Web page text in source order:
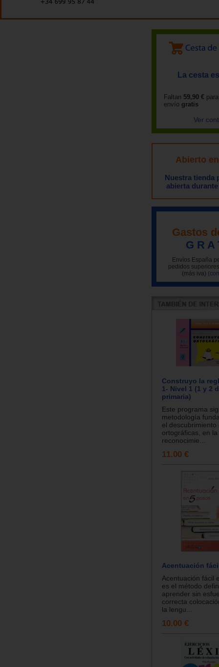
La cesta
Faltan 59,90 €
envío gratis
Ver
Abierto
Nuestra tienda
abierta
Gastos
G R A
Envíos España
pedidos
(más iva)
Construyo la
1- Nivel 1 (1 y 2
primaria)
Este programa
metodología
el descubrimiento
ortográficas, en
reconocimie...
11.00 €
Acentuación
Acentuación fácil
es el método
aprender sin
correcta
la lengu...
10.00 €